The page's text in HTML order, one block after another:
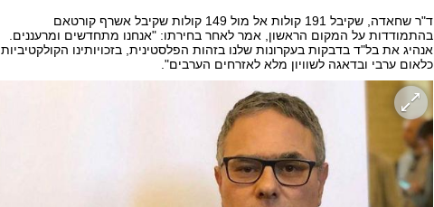
ד"ר שחאדה, שקיבל 191 קולות אל מול 149 קולות שקיבל אשרף קורטאם
בהתמודדות על המקום הראשון, אמר לאחר בחירתו: "אנחנו מתחדשים ומרעננים.
אנהיג את בל"ד בדבקות בעקרונות שלנו בזהות הפלסטינית, בזכויותינו הקולקטיביות
כלאום ערבי ובדאגה לשוויון מלא לאזרחים הערבים".